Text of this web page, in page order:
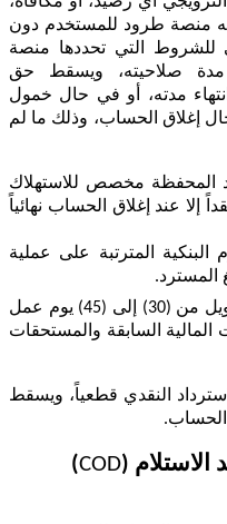
منصة طرود للمستخدم دون
للشروط التي تحددها منصة
مدة صلاحيته، ويسقط حق
مدته، أو في حال خمول
أو في حال إغلاق الحساب، وذلك ما لم
المحفظة مخصص للاستهلاك
إلا عند إغلاق الحساب نهائياً
المترتبة على عملية
المسترد.
تستغرق عملية التسوية والتحويل من (30) إلى (45) يوم عمل
المالية السابقة والمستحقات
النقدي قطعياً، ويسقط
.
الاستلام (COD
)